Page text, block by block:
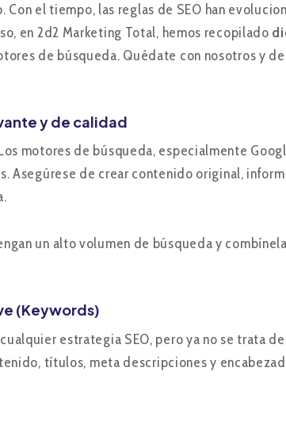
el tiempo, las reglas de SEO han
en 2d2 Marketing Total, hemos recopilado
de búsqueda. Quédate con nosotros y
y de calidad
motores de búsqueda, especialmente
Asegúrese de crear contenido original,
un alto volumen de búsqueda y
(Keywords)
estrategia SEO, pero ya no se trata
títulos, meta descripciones y